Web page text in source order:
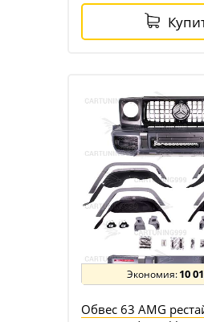
10
Обвес 63 AMG